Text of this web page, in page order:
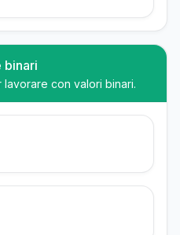
binari
lavorare con valori binari.